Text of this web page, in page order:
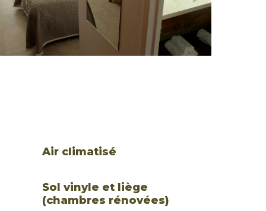
Air climatisé
Sol vinyle et liège
(chambres rénovées)